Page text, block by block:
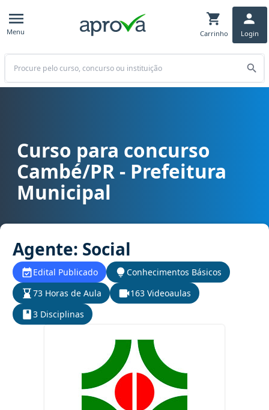
Menu Carrinho Login
Buscar
Curso para concurso Cambé/PR - Prefeitura Municipal cargo
Curso para concurso
Cambé/PR - Prefeitura
Municipal
Agente: Social
Edital Publicado
Conhecimentos Básicos
73 Horas de Aula
163 Videoaulas
3 Disciplinas